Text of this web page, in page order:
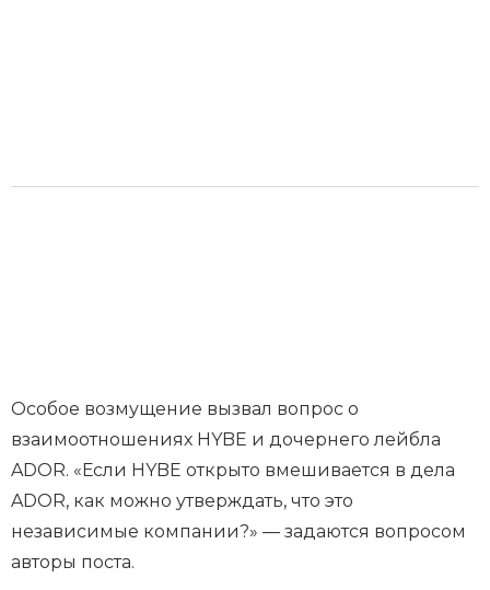
Особое возмущение вызвал вопрос о
взаимоотношениях HYBE и дочернего лейбла
ADOR. «Если HYBE открыто вмешивается в дела
ADOR, как можно утверждать, что это
независимые компании?» — задаются вопросом
авторы поста.